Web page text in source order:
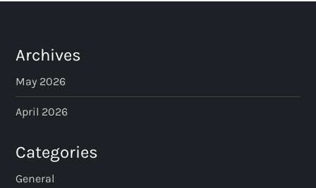
Archives
May 2026
April 2026
Categories
General